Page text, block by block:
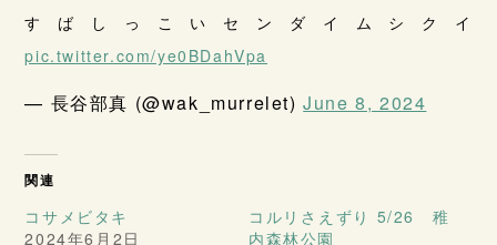
すばしっこいセンダイムシクイ
pic.twitter.com/ye0BDahVpa
— 長谷部真 (@wak_murrelet)June 8, 2024
関連
コサメビタキ
2024年6月2日
コルリさえずり 5/26 稚
内森林公園